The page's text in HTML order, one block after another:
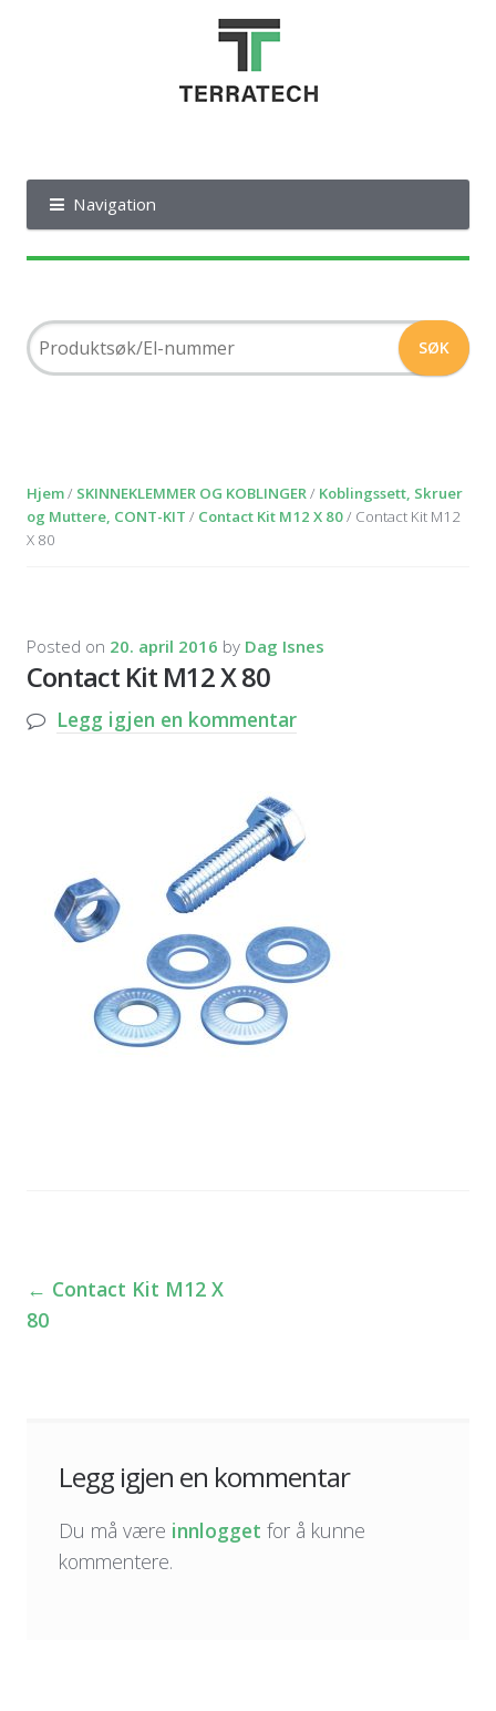
Navigation
Hjem/ SKINNEKLEMMER OG KOBLINGER/ Koblingssett, Skruer
og Muttere, CONT-KIT / Contact Kit M12 X 80/ Contact Kit M12
X 80
Posted on 20. april 2016 by Dag Isnes
Contact Kit M12 X 80
Legg igjen en kommentar
Innleggsnavigasjon
← Contact Kit M12 X
80
Legg igjen en kommentar
Du må være innlogget for å kunne
kommentere.